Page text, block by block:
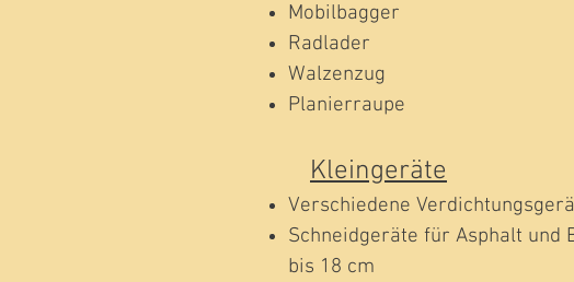
Mobilbagger
Radlader
Walzenzug
Planierraupe
Kleingeräte
Verschiedene
Schneidgeräte für Asphalt und
bis 18 cm